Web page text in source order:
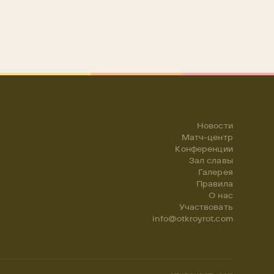
Новости
Матч-центр
Конференции
Зал славы
Галерея
Правила
О нас
Участвовать
info@otkroyrot.com